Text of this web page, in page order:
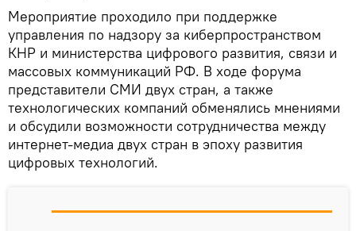
Мероприятие проходило при поддержке
управления по надзору за киберпространством
КНР и министерства цифрового развития, связи и
массовых коммуникаций РФ. В ходе форума
представители СМИ двух стран, а также
технологических компаний обменялись мнениями
и обсудили возможности сотрудничества между
интернет-медиа двух стран в эпоху развития
цифровых технологий.